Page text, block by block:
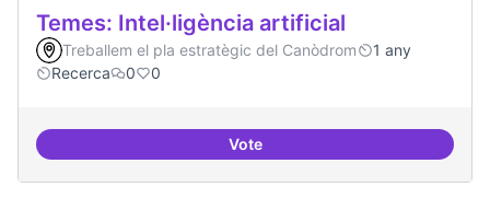
Temes: Intel·ligència artificial
Treballem el pla estratègic del Canòdrom
1 any
Recerca
0 0
VoteTemes: Intel·ligència artificial